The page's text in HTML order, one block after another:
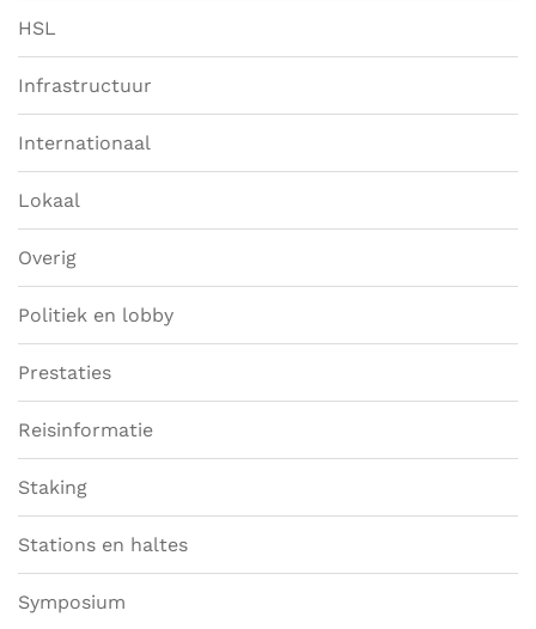
HSL
Infrastructuur
Internationaal
Lokaal
Overig
Politiek en lobby
Prestaties
Reisinformatie
Staking
Stations en haltes
Symposium